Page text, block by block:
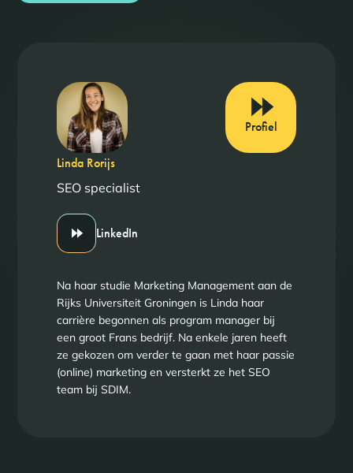
Linda Rorijs
SEO specialist
LinkedIn
Profiel
Na haar studie Marketing Management aan de
Rijks Universiteit Groningen is Linda haar
carrière begonnen als program manager bij
een groot Frans bedrijf. Na enkele jaren heeft
ze gekozen om verder te gaan met haar passie
(online) marketing en versterkt ze het SEO
team bij SDIM.